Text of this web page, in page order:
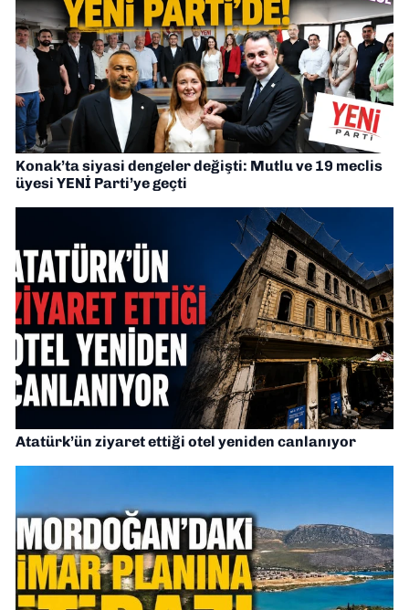
Konak’ta siyasi dengeler değişti: Mutlu ve 19 meclis
üyesi YENİ Parti’ye geçti
Atatürk’ün ziyaret ettiği otel yeniden canlanıyor